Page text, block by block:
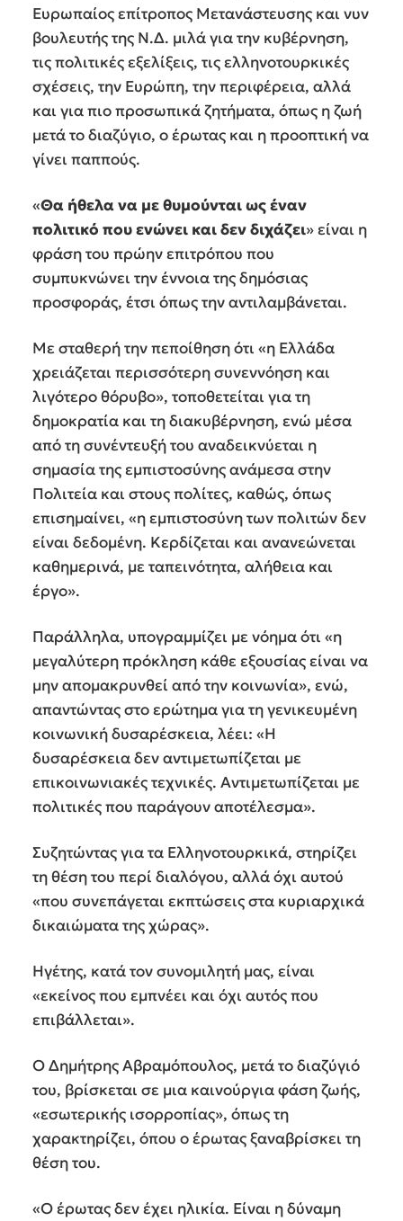
Ευρωπαίος επίτροπος Μετανάστευσης και νυν
βουλευτής της Ν.Δ. μιλά για την κυβέρνηση,
τις πολιτικές εξελίξεις, τις ελληνοτουρκικές
σχέσεις, την Ευρώπη, την περιφέρεια, αλλά
και για πιο προσωπικά ζητήματα, όπως η ζωή
μετά το διαζύγιο, ο έρωτας και η προοπτική να
γίνει παππούς.
«Θα ήθελα να με θυμούνται ως έναν
πολιτικό που ενώνει και δεν διχάζει» είναι η
φράση του πρώην επιτρόπου που
συμπυκνώνει την έννοια της δημόσιας
προσφοράς, έτσι όπως την αντιλαμβάνεται.
Με σταθερή την πεποίθηση ότι «η Ελλάδα
χρειάζεται περισσότερη συνεννόηση και
λιγότερο θόρυβο», τοποθετείται για τη
δημοκρατία και τη διακυβέρνηση, ενώ μέσα
από τη συνέντευξή του αναδεικνύεται η
σημασία της εμπιστοσύνης ανάμεσα στην
Πολιτεία και στους πολίτες, καθώς, όπως
επισημαίνει, «η εμπιστοσύνη των πολιτών δεν
είναι δεδομένη. Κερδίζεται και ανανεώνεται
καθημερινά, με ταπεινότητα, αλήθεια και
έργο».
Παράλληλα, υπογραμμίζει με νόημα ότι «η
μεγαλύτερη πρόκληση κάθε εξουσίας είναι να
μην απομακρυνθεί από την κοινωνία», ενώ,
απαντώντας στο ερώτημα για τη γενικευμένη
κοινωνική δυσαρέσκεια, λέει: «Η
δυσαρέσκεια δεν αντιμετωπίζεται με
επικοινωνιακές τεχνικές. Αντιμετωπίζεται με
πολιτικές που παράγουν αποτέλεσμα».
Συζητώντας για τα Ελληνοτουρκικά, στηρίζει
τη θέση του περί διαλόγου, αλλά όχι αυτού
«που συνεπάγεται εκπτώσεις στα κυριαρχικά
δικαιώματα της χώρας».
Ηγέτης, κατά τον συνομιλητή μας, είναι
«εκείνος που εμπνέει και όχι αυτός που
επιβάλλεται».
Ο Δημήτρης Αβραμόπουλος, μετά το διαζύγιό
του, βρίσκεται σε μια καινούργια φάση ζωής,
«εσωτερικής ισορροπίας», όπως τη
χαρακτηρίζει, όπου ο έρωτας ξαναβρίσκει τη
θέση του.
«Ο έρωτας δεν έχει ηλικία. Είναι η δύναμη